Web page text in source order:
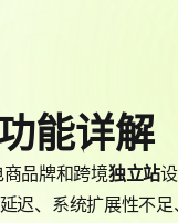
能详解
品牌和跨境独立站
迟、系统扩展性不